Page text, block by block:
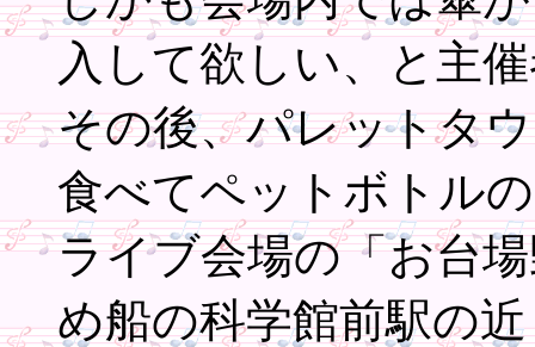
入して欲しい、と主
その後、パレットタ
食べてペットボトル
ライブ会場の「お台
め船の科学館前駅の